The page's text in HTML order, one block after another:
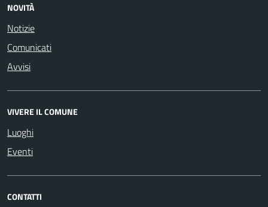
NOVITÀ
Notizie
Comunicati
Avvisi
VIVERE IL COMUNE
Luoghi
Eventi
CONTATTI